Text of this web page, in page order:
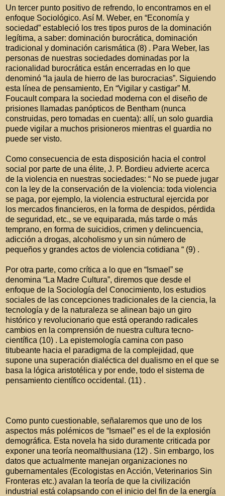
Un tercer punto positivo de refrendo, lo encontramos en el
enfoque Sociológico. Así M. Weber, en “Economía y
sociedad” estableció los tres tipos puros de la dominación
legítima, a saber: dominación burocrática, dominación
tradicional y dominación carismática (8) . Para Weber, las
personas de nuestras sociedades dominadas por la
racionalidad burocrática están encerradas en lo que
denominó “la jaula de hierro de las burocracias”. Siguiendo
esta línea de pensamiento, En “Vigilar y castigar” M.
Foucault compara la sociedad moderna con el diseño de
prisiones llamadas panópticos de Bentham (nunca
construidas, pero tomadas en cuenta): allí, un solo guardia
puede vigilar a muchos prisioneros mientras el guardia no
puede ser visto.
Como consecuencia de esta disposición hacia el control
social por parte de una élite, J. P. Bordieu advierte acerca
de la violencia en nuestras sociedades: “ No se puede jugar
con la ley de la conservación de la violencia: toda violencia
se paga, por ejemplo, la violencia estructural ejercida por
los mercados financieros, en la forma de despidos, pérdida
de seguridad, etc., se ve equiparada, más tarde o más
temprano, en forma de suicidios, crimen y delincuencia,
adicción a drogas, alcoholismo y un sin número de
pequeños y grandes actos de violencia cotidiana “ (9) .
Por otra parte, como crítica a lo que en “Ismael” se
denomina “La Madre Cultura”, diremos que desde el
enfoque de la Sociología del Conocimiento, los estudios
sociales de las concepciones tradicionales de la ciencia, la
tecnología y de la naturaleza se alinean bajo un giro
histórico y revolucionario que está operando radicales
cambios en la comprensión de nuestra cultura tecno-
científica (10) . La epistemología camina con paso
titubeante hacia el paradigma de la complejidad, que
supone una superación dialéctica del dualismo en el que se
basa la lógica aristotélica y por ende, todo el sistema de
pensamiento científico occidental. (11) .
Como punto cuestionable, señalaremos que uno de los
aspectos más polémicos de “Ismael” es el de la explosión
demográfica. Esta novela ha sido duramente criticada por
exponer una teoría neomalthusiana (12) . Sin embargo, los
datos que actualmente manejan organizaciones no
gubernamentales (Ecologistas en Acción, Veterinarios Sin
Fronteras etc.) avalan la teoría de que la civilización
industrial está colapsando con el inicio del fin de la energía